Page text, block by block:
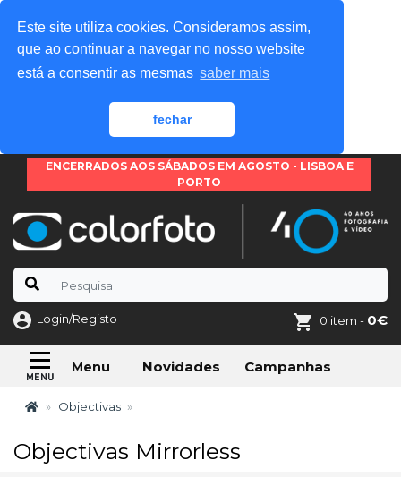
Este site utiliza cookies. Consideramos assim,
que ao continuar a navegar no nosso website
está a consentir as mesmas saber mais
fechar
ENCERRADOS AOS SÁBADOS EM AGOSTO - LISBOA E
PORTO
Login/Registo 0 item - 0€
Menu Novidades Campanhas
Objectivas
Objectivas Mirrorless